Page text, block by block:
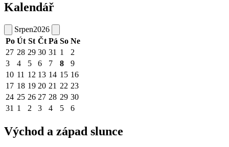
Kalendář
Srpen2026
Po Út St Čt Pá So Ne
27 28 29 30 31 1
2
3
4 5 6 7 8
9
10 11 12 13 14 15 16
17 18 19 20 21 22 23
24 25 26 27 28 29 30
31 1 2 3 4 5 6
Východ a západ slunce